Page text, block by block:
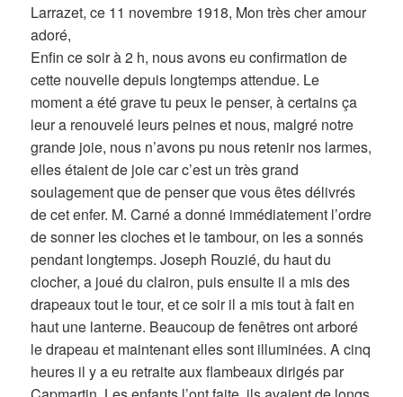
Larrazet, ce 11 novembre 1918, Mon très cher amour
adoré,
Enfin ce soir à 2 h, nous avons eu confirmation de
cette nouvelle depuis longtemps attendue. Le
moment a été grave tu peux le penser, à certains ça
leur a renouvelé leurs peines et nous, malgré notre
grande joie, nous n’avons pu nous retenir nos larmes,
elles étaient de joie car c’est un très grand
soulagement que de penser que vous êtes délivrés
de cet enfer. M. Carné a donné immédiatement l’ordre
de sonner les cloches et le tambour, on les a sonnés
pendant longtemps. Joseph Rouzié, du haut du
clocher, a joué du clairon, puis ensuite il a mis des
drapeaux tout le tour, et ce soir il a mis tout à fait en
haut une lanterne. Beaucoup de fenêtres ont arboré
le drapeau et maintenant elles sont illuminées. A cinq
heures il y a eu retraite aux flambeaux dirigés par